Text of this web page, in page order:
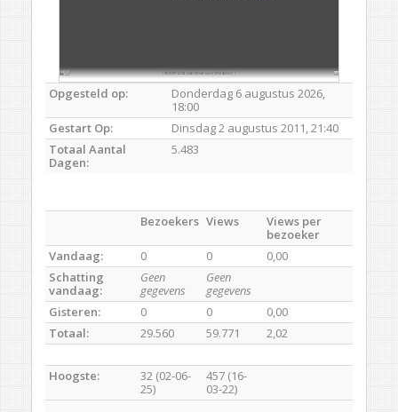
Opgesteld op:
Donderdag 6 augustus 2026,
18:00
Gestart Op:
Dinsdag 2 augustus 2011, 21:40
Totaal Aantal
Dagen:
5.483
Bezoekers Views
Views per
bezoeker
Vandaag:
0 0
0,00
Schatting
vandaag:
Geen
gegevens
Geen
gegevens
Gisteren:
0 0
0,00
Totaal:
29.560 59.771 2,02
Hoogste:
32 (02-06-
25)
457 (16-
03-22)